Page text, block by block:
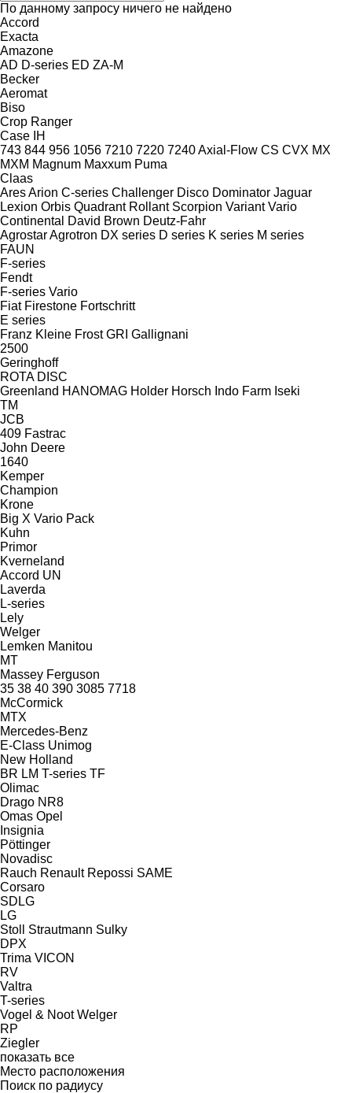
По данному запросу ничего не найдено
Accord
Exacta
Amazone
AD D-series ED ZA-M
Becker
Aeromat
Biso
Crop Ranger
Case IH
743 844 956 1056 7210 7220 7240Axial-Flow CS CVX MX
MXM Magnum Maxxum Puma
Claas
AresArion C-series Challenger Disco Dominator Jaguar
Lexion Orbis Quadrant Rollant Scorpion Variant Vario
Continental
David Brown Deutz-Fahr
AgrostarAgrotron DX series D series K series M series
FAUN
F-series
Fendt
F-series Vario
Fiat Firestone Fortschritt
E series
Franz Kleine Frost GRI Gallignani
2500
Geringhoff
ROTA DISC
Greenland HANOMAG Holder Horsch Indo Farm Iseki
TM
JCB
409 Fastrac
John Deere
1640
Kemper
Champion
Krone
Big X Vario Pack
Kuhn
Primor
Kverneland
Accord UN
Laverda
L-series
Lely
Welger
Lemken Manitou
MT
Massey Ferguson
35 38 40 390 3085 7718
McCormick
MTX
Mercedes-Benz
E-Class Unimog
New Holland
BR LM T-series TF
Olimac
Drago NR8
Omas Opel
Insignia
Pöttinger
Novadisc
Rauch Renault Repossi SAME
Corsaro
SDLG
LG
Stoll
Strautmann Sulky
DPX
Trima VICON
RV
Valtra
T-series
Vogel & Noot Welger
RP
Ziegler
показать все
Место расположения
Поиск по радиусу